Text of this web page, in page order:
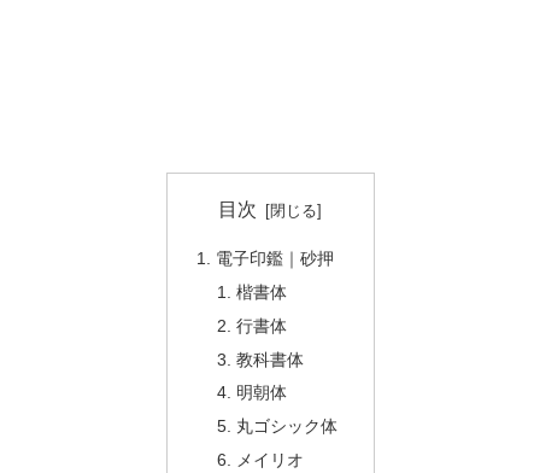
目次
電子印鑑｜砂押
楷書体
行書体
教科書体
明朝体
丸ゴシック体
メイリオ